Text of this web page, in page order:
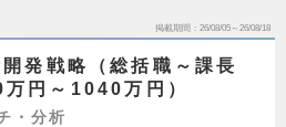
掲載期間 26/08/05～26/08/18
開発戦略（総括職～課長
円～1040万円）
・分析